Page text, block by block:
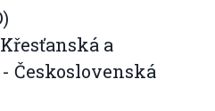
a
Československá